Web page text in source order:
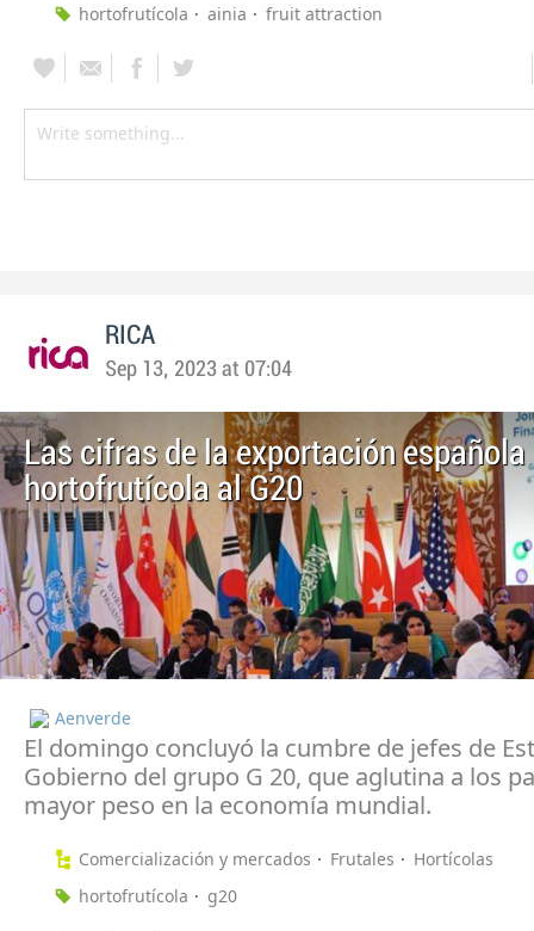
hortofrutícola
ainia fruit attraction
RICA
Sep 13, 2023 at 07:04
Las cifras de la exportación española
hortofrutícola al G20
Aenverde
El domingo concluyó la cumbre de jefes de
Gobierno del grupo G 20, que aglutina a los
mayor peso en la economía mundial.
Comercialización y mercados Frutales
Hortícolas
hortofrutícola
g20